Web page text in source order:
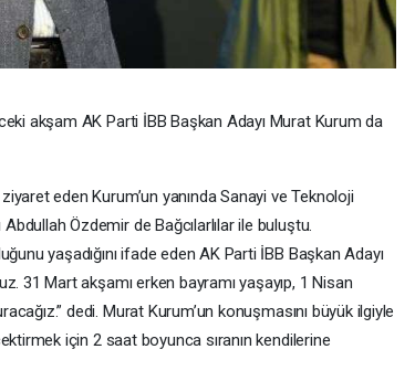
akşam AK Parti İBB Başkan Adayı Murat Kurum da
eden Kurum’un yanında Sanayi ve Teknoloji
Özdemir de Bağcılarlılar ile buluştu.
yaşadığını ifade eden AK Parti İBB Başkan Adayı
31 Mart akşamı erken bayramı yaşayıp, 1 Nisan
dedi. Murat Kurum’un konuşmasını büyük ilgiyle
için 2 saat boyunca sıranın kendilerine